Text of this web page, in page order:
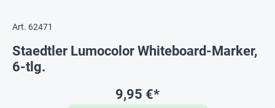
Art. 62471
Staedtler Lumocolor Whiteboard-Marker,
6-tlg.
9,95 €*